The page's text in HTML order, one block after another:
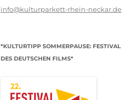
info@kulturparkett-rhein-neckar.de
*KULTURTIPP SOMMERPAUSE: FESTIVAL
DES DEUTSCHEN FILMS*